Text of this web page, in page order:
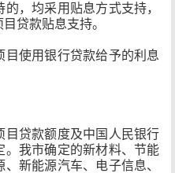
，均采用贴息方式支持，
贷款贴息支持。
使用银行贷款给予的利息
目贷款额度及中国人民银行
。我市确定的新材料、节能
新能源汽车、电子信息、